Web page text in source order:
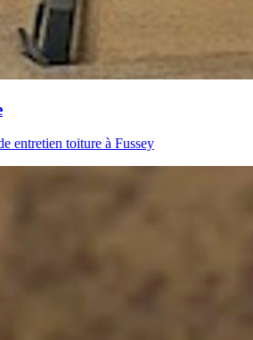
entretien toiture à Fussey